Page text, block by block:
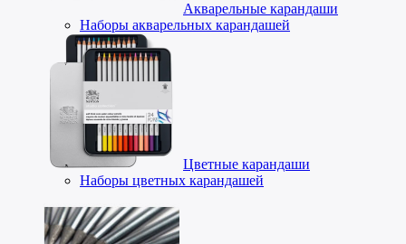
Акварельные карандаши
Наборы акварельных карандашей
Цветные карандаши
Наборы цветных карандашей